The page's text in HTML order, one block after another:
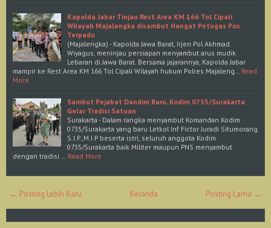
Kapolda Jabar Tinjau Rest Area KM 166 Tol Cipali
Wilayah Majalengka disambut Hangat Petugas Pos
Terpadu
(Majalengka) - Kapolda Jawa Barat, Irjen Pol Akhmad
Wiyagus, meninjau persiapan menyambut arus mudik
Lebaran di Jawa Barat. Bersama jajarannya, Kapolda Jabar
mampir ke Rest Area KM 166 Tol Cipali Wilayah hukum Polres Majaleng… Read
More
Sambut Pejabat Dandim Baru, Kodim 0735/Surakarta
Gelar Tradisi Satuan
Surakarta - Dalam rangka menyambut Komandan Kodim
0735/Surakarta yang baru Letkol Inf Fictor Juradi Situmorang
S.I.P.,M.I.P beserta istri, seluruh anggota Kodim
0735/Surakarta baik Militer maupun PNS menyambut
dengan tradisi … Read More
← Posting Lebih Baru Posting Lama →
Beranda